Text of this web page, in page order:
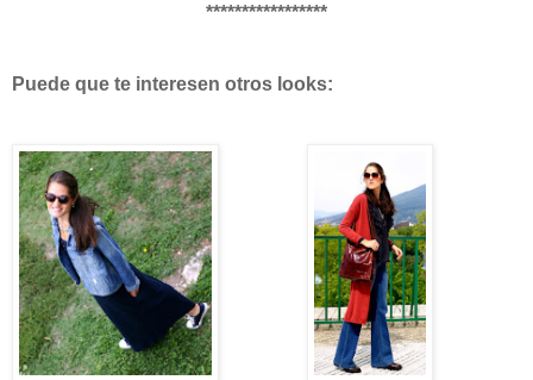
*****************
Puede que te interesen otros looks: